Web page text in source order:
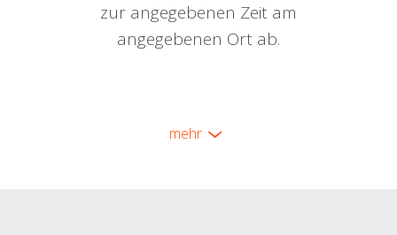
zur angegebenen Zeit am
angegebenen Ort ab.
mehr